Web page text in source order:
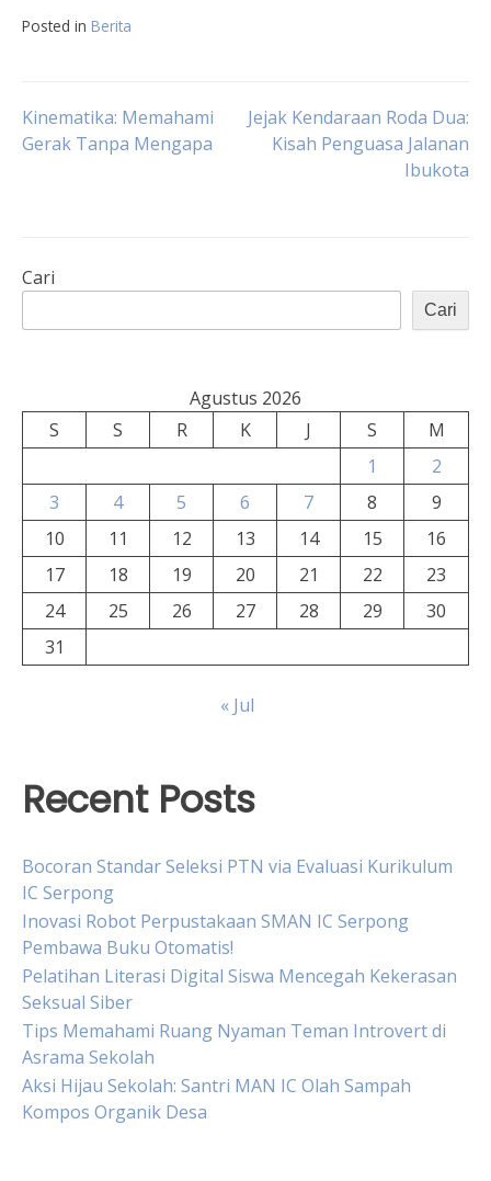
Posted in Berita
Navigasi
Kinematika: Memahami
Gerak Tanpa Mengapa
Jejak Kendaraan Roda Dua:
Kisah Penguasa Jalanan
Ibukota
Cari
Cari
Agustus 2026
S
S R K J S
M
1
2
3
4 5 6 7 8
9
10
11 12 13 14 15
16
17
18 19 20 21 22
23
24
25 26 27 28 29
30
31
« Jul
Recent Posts
Bocoran Standar Seleksi PTN via Evaluasi Kurikulum
IC Serpong
Inovasi Robot Perpustakaan SMAN IC Serpong
Pembawa Buku Otomatis!
Pelatihan Literasi Digital Siswa Mencegah Kekerasan
Seksual Siber
Tips Memahami Ruang Nyaman Teman Introvert di
Asrama Sekolah
Aksi Hijau Sekolah: Santri MAN IC Olah Sampah
Kompos Organik Desa